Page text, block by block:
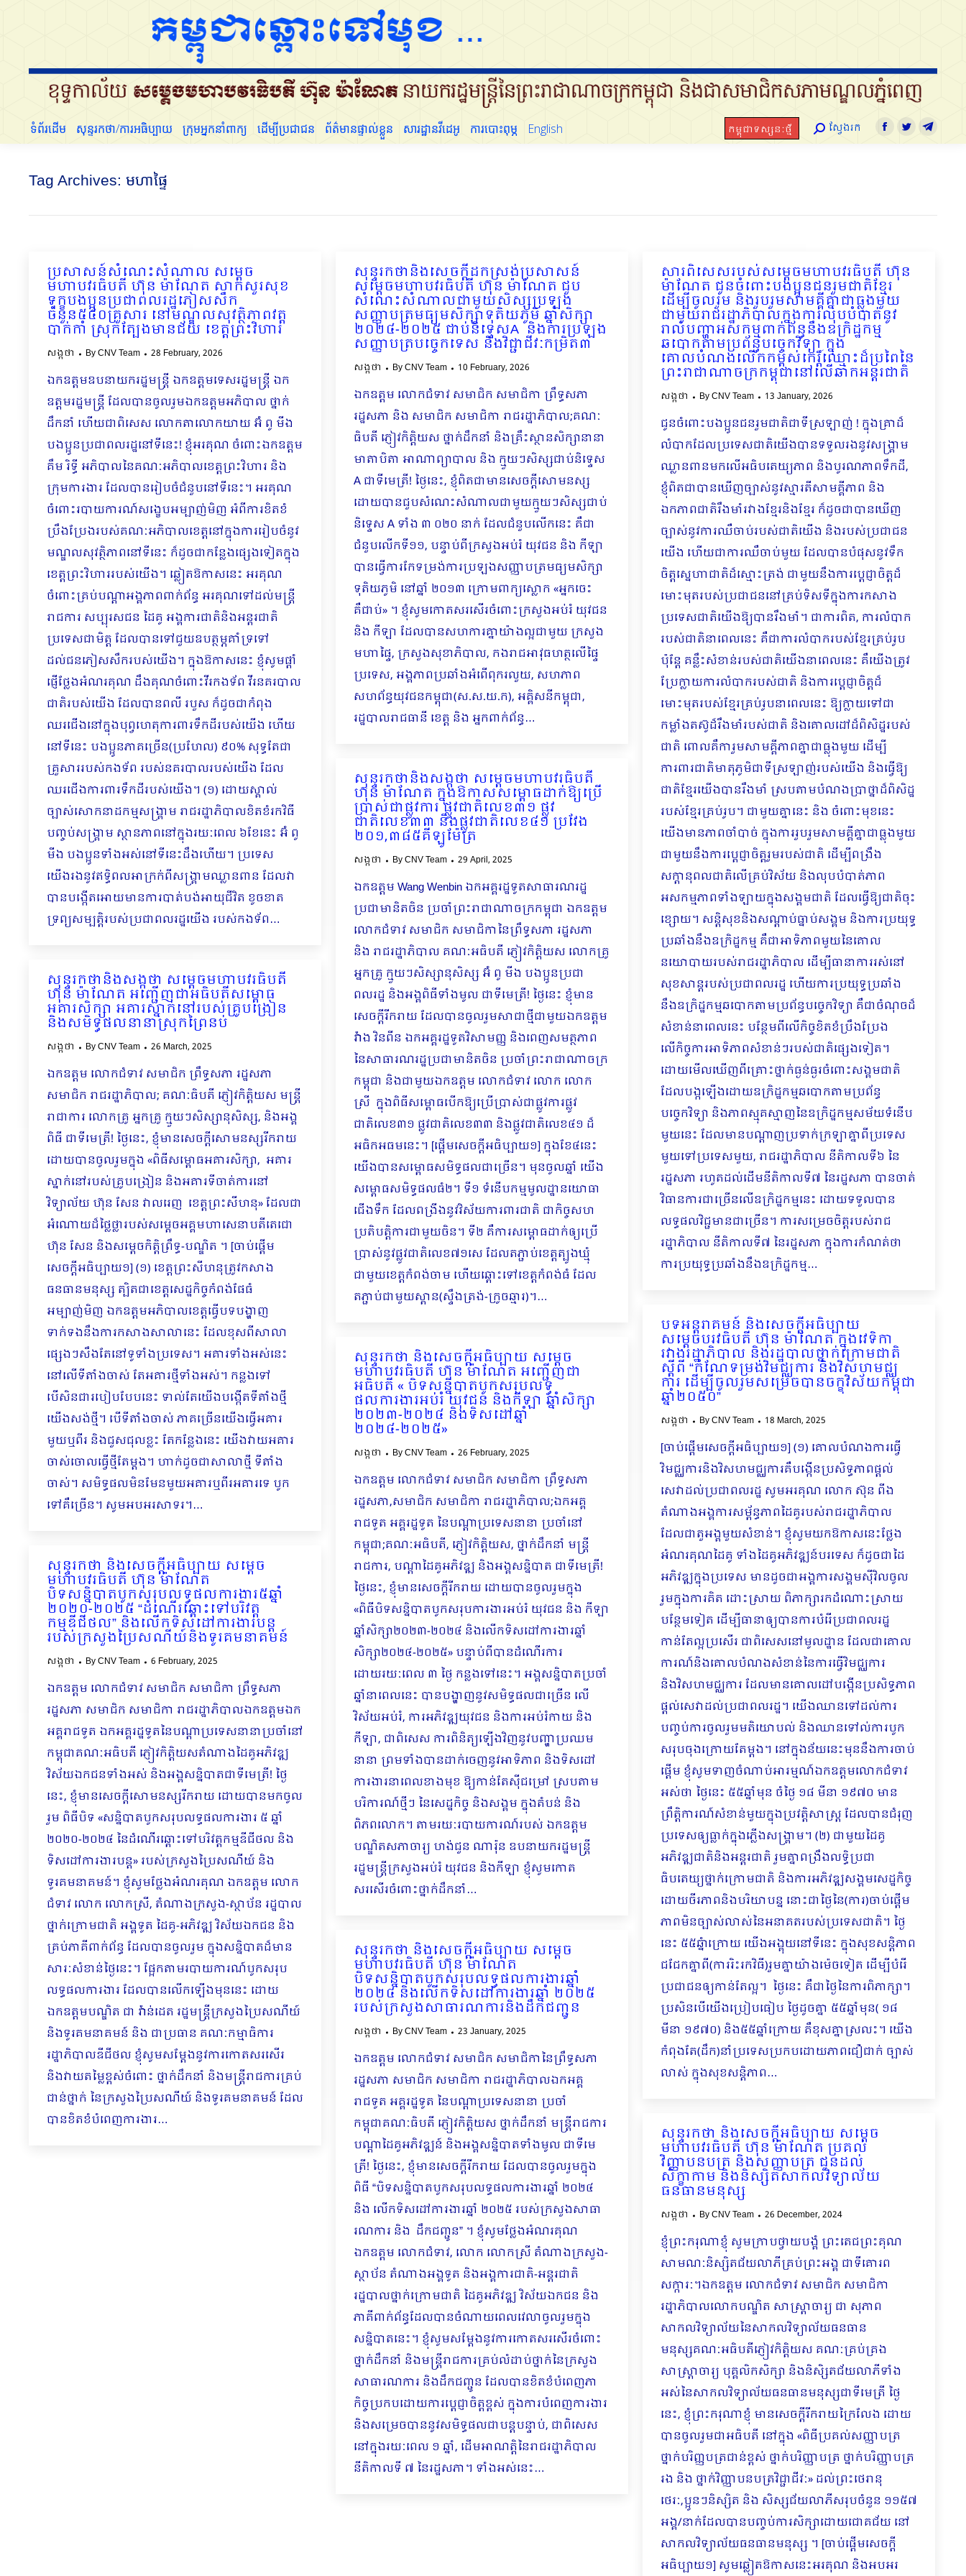
ទំព័រដើម សុន្ទរកថា/ការអធិប្បាយ ក្រុមអ្នកនាំពាក្យ ដើម្បីប្រជាជន ព័ត៌មានផ្ទាល់ខ្លួន សារដ្ឋានវីដេអូ ការបោះពុម្ភ English កម្ពុជាទស្សនៈថ្មី Search:
ស្វែងរក Facebook
Twitter
Tag Archives: មហាផ្ទៃ
ប្រសាសន៍សំណេះសំណាល សម្តេច
មហាបវរធិបតី ហ៊ុន ម៉ាណែត សាកសួរសុខ
ទុក្ខបងប្អូនប្រជាពលរដ្ឋភៀសសឹក
ចំនួន៥៤០គ្រួសារ នៅមណ្ឌលសុវត្ថិភាពវត្ត
បាក់កាំ ស្រុកត្បែងមានជ័យ​ ខេត្តព្រះវិហារ
សង្កថា ByCNV Team 28 February, 2026
ឯកឧត្តមឧបនាយករដ្ឋមន្រ្តី ឯកឧត្តមទេសរដ្ឋមន្រ្តី ឯក
ឧត្តមរដ្ឋមន្រ្តី ដែលបានចូលរួមឯកឧត្តមអភិបាល ថ្នាក់
ដឹកនាំ ហើយជាពិសេស លោកតាលោកយាយ អ៊ំ ពូ មីង
បងប្អូនប្រជាពលរដ្ឋនៅទីនេះ! ខ្ញុំអរគុណ ចំពោះឯកឧត្តម
គឹម រិទ្ធី អភិបាលនៃគណៈអភិបាលខេត្តព្រះវិហារ និង
ក្រុមការងារ ដែលបានរៀបចំជំនួបនៅទីនេះ។ អរគុណ
ចំពោះរបាយការណ៍សង្ខេបអម្បាញ់មិញ អំពីការខិតខំ
ប្រឹងប្រែងរបស់គណៈអភិបាលខេត្តនៅក្នុងការរៀបចំនូវ
មណ្ឌលសុវត្ថិភាពនៅទីនេះ ក៏ដូចជាកន្លែងផ្សេងទៀតក្នុង
ខេត្តព្រះវិហាររបស់យើង។ ឆ្លៀតឱកាសនេះ អរគុណ
ចំពោះគ្រប់បណ្ដាអង្គភាពពាក់ព័ន្ធ អរគុណទៅដល់មន្រ្តី
រាជការ សប្បុរសជន ដៃគូ អង្គការជាតិនិងអន្តរជាតិ
ប្រទេសជាមិត្ត ដែលបានទៅជួយឧបត្ថម្ភគាំទ្រទៅ
ដល់ជនភៀសសឹករបស់យើង។ ក្នុងឱកាសនេះ ខ្ញុំសូមផ្ដាំ
ផ្ញើថ្លែងអំណរគុណ ដឹងគុណចំពោះវីរកងទ័ព វីរនគរបាល
ជាតិរបស់យើង ដែលបានពលី របួស ក៏ដូចជាកំពុង
ឈរជើងនៅក្នុងបុព្វហេតុការពារទឹកដីរបស់យើង ហើយ
នៅទីនេះ បងប្អូនភាគច្រើន(ប្រហែល) ៩០% សុទ្ធតែ​ជា
គ្រួសាររបស់កងទ័ព របស់នគរបាលរបស់យើង ដែល
ឈរជើងការពារទឹកដីរបស់យើង។ (១) ដោយស្គាល់
ច្បាស់សោកនាដកម្មសង្រ្គាម រាជរដ្ឋាភិបាលខិតខំរកវិធី
បញ្ចប់សង្រ្គាម ស្ថានភាពនៅក្នុងរយៈពេល ៦ខែនេះ អ៊ំ ពូ
មីង បងប្អូនទាំងអស់នៅទីនេះដឹងហើយ។ ប្រទេស
យើងរងនូវឥទ្ធិពលអាក្រក់ពីសង្រ្គាមឈ្លានពាន ដែលវា
បានបង្កើតអោយមានការបាត់បង់អាយុជីវិត ខូចខាត
ទ្រព្យសម្បត្តិរបស់ប្រ​ជាពលរដ្ឋយើង របស់កងទ័ព…
សុន្ទរកថានិងសេចក្ដីដកស្រង់ប្រសាសន៍
សម្ដេចមហាបវរធិបតី ហ៊ុន ម៉ាណែត ជួប
សំណេះសំណាលជាមួយសិស្សប្រឡង
សញ្ញាបត្រមធ្យមសិក្សាទុតិយភូមិ ឆ្នាំសិក្សា
២០២៤-២០២៥ ជាប់និទ្ទេសA និងការប្រឡង
សញ្ញាបត្របច្ចេកទេស និងវិជ្ជាជីវៈកម្រិត៣
សង្កថា ByCNV Team 10 February, 2026
ឯកឧត្តម លោកជំទាវ សមាជិក សមាជិកា ព្រឹទ្ធសភា
រដ្ឋសភា និង សមាជិក សមាជិកា រាជរដ្ឋាភិបាល;គណៈ
ធិបតី ភ្ញៀវកិត្តិយស ថ្នាក់ដឹកនាំ និងគ្រឹះស្ថានសិក្សានានា
មាតាបិតា អាណាព្យាបាល និង ក្មួយៗសិស្សជាប់និទ្ទេស
A ជាទីមេត្រី! ថ្ងៃនេះ, ខ្ញុំពិតជាមានសេចក្ដីសោមនស្ស
ដោយបានជួបសំណេះសំណាលជាមួយក្មួយៗសិស្សជាប់
និទ្ទេស A ទាំង ៣ ០២០ នាក់ ដែលជំនួបលើកនេះ គឺជា
ជំនួបលើកទី១១, បន្ទាប់ពីក្រសួងអប់រំ យុវជន និង កីឡា
បានធ្វើការកែទម្រង់ការប្រឡងសញ្ញាបត្រមធ្យមសិក្សា
ទុតិយភូមិ នៅឆ្នាំ ២០១៣ ក្រោមពាក្យស្លោក «អ្នកចេះ
គឺជាប់» ។ ខ្ញុំសូមកោតសរសើរចំពោះក្រសួងអប់រំ យុវជន
និង កីឡា ដែលបានសហការគ្នាយ៉ាងល្អជាមួយ ក្រសួង
មហាផ្ទៃ, ក្រសួងសុខាភិបាល, កងរាជអាវុធហត្ថលើផ្ទៃ
ប្រទេស, អង្គភាពប្រឆាំងអំពើពុករលួយ, សហភាព
សហព័ន្ធយុវជនកម្ពុជា(ស.ស.យ.ក), អគ្គិសនីកម្ពុជា,
រដ្ឋបាលរាជធានី ខេត្ត និង អ្នកពាក់ព័ន្ធ…
សារពិសេសរបស់សម្តេចមហាបវរធិបតី ហ៊ុន
ម៉ាណែត ជូនចំពោះបងប្អូនជនរួមជាតិខ្មែរ
ដើម្បីចូលរួម និងរួបរួមសាមគ្គីគ្នាជាធ្លុងមួយ
ជាមួយរាជរដ្ឋាភិបាលក្នុងការលុបបំបាត់នូវ
រាល់បញ្ហាអសកម្មពាក់ព័ន្ធនឹងឧក្រិដ្ឋកម្ម
ឆបោកតាមប្រព័ន្ធបច្ចេកវិទ្យា ក្នុង
គោលបំណងលើកកម្ពស់កេរ្តិ៍ឈ្មោះដ៏ប្រពៃនៃ
ព្រះរាជាណាចក្រកម្ពុជានៅលើឆាកអន្តរជាតិ
សង្កថា ByCNV Team 13 January, 2026
ជូនចំពោះបងប្អូនជនរួមជាតិជាទីស្រឡាញ់ ! ក្នុងគ្រាដ៏
លំបាកដែលប្រទេសជាតិយើងបានទទួលរងនូវសង្រ្គាម
ឈ្លានពានមកលើអធិបតេយ្យភាព និងបូរណភាពទឹកដី,
ខ្ញុំពិតជាបានឃើញច្បាស់នូវស្មារតីសាមគ្គីភាព និង
ឯកភាពជាតិរឹងមាំរវាងខ្មែរនិងខ្មែរ ក៏ដូចជាបានឃើញ
ច្បាស់នូវការឈឺចាប់របស់ជាតិយើង និងរបស់ប្រជាជន
យើង ហើយជាការឈឺចាប់មួយ ដែលបានបំផុសនូវទឹក
ចិត្តស្នេហាជាតិដ៏ស្មោះត្រង់ ជាមួយនឹងការប្តេជ្ញាចិត្តដ៏
មោះមុតរបស់ប្រជាជននៅគ្រប់ទិសទីក្នុងការកសាង
ប្រទេសជាតិយើងឱ្យបានរឹងមាំ។ ជាការពិត, ការលំបាក
របស់ជាតិនាពេលនេះ គឺជាការលំបាករបស់ខ្មែរគ្រប់រូប
ប៉ុន្តែ គន្លឹះសំខាន់របស់ជាតិយើងនាពេលនេះ គឺយើងត្រូវ
ប្រែក្លាយការលំបាករបស់ជាតិ និងការប្តេជ្ញាចិត្តដ៏
មោះមុតរបស់ខ្មែរគ្រប់រូបនាពេលនេះ ឱ្យក្លាយទៅជា
កម្លាំងតស៊ូដ៏រឹងមាំរបស់ជាតិ និងគោលដៅដ៏ពិសិដ្ឋរបស់
ជាតិ ពោលគឺការួមសាមគ្គីភាពគ្នាជាធ្លុងមួយ ដើម្បី
ការពារជាតិមាតុភូមិជាទីស្រឡាញ់របស់យើង និងធ្វើឱ្យ
ជាតិខ្មែរយើងបានរឹងមាំ ស្របតាមបំណងប្រាថ្នាដ៏ពិសិដ្ឋ
របស់ខ្មែរគ្រប់រូប។ ជាមួយគ្នានេះ និង ចំពោះមុខនេះ
យើងមានភាពចាំបាច់ ក្នុងការរួបរួមសាមគ្គីគ្នាជាធ្លុងមួយ
ជាមួយនឹងការប្តេជ្ញាចិត្តរួមរបស់ជាតិ ដើម្បីពង្រឹង
សក្តានុពលជាតិលើគ្រប់វិស័យ និងលុបបំបាត់ភាព
អសកម្មភាពទាំងឡាយក្នុងសង្គមជាតិ ដែលធ្វើឱ្យជាតិចុះ
ខ្សោយ។ សន្តិសុខនិងសណ្ដាប់ធ្នាប់សង្គម និងការប្រយុទ្ធ
ប្រឆាំងនឹងឧក្រិដ្ឋកម្ម គឺជាអាទិភាពមួយនៃគោល
នយោបាយរបស់រាជរដ្ឋាភិបាល ដើម្បីធានាការរស់នៅ
សុខសាន្តរបស់ប្រជាពលរដ្ឋ ហើយការប្រយុទ្ធប្រឆាំង
នឹងឧក្រិដ្ឋកម្មឆបោកតាមប្រព័ន្ធបច្ចេកវិទ្យា គឺជាចំណុចដ៏
សំខាន់នាពេលនេះ បន្ថែមពីលើកិច្ចខិតខំប្រឹងប្រែង
លើកិច្ចការអាទិភាពសំខាន់ៗរបស់ជាតិផ្សេងទៀត។
ដោយមើលឃើញពីគ្រោះថ្នាក់ធ្ងន់ធ្ងរចំពោះសង្គមជាតិ
ដែលបង្កឡើងដោយឧក្រិដ្ឋកម្មឆបោកតាមប្រព័ន្ធ
បច្ចេកវិទ្យា និងភាពស្មុគស្មាញនៃឧក្រិដ្ឋកម្មសម័យទំនើប
មួយនេះ ដែលមានបណ្តាញប្រទាក់ក្រឡាគ្នាពីប្រទេស
មួយទៅប្រទេសមួយ, រាជរដ្ឋាភិបាល នីតិកាលទី៦ នៃ
រដ្ឋសភា រហូតដល់ដើមនីតិកាលទី៧ នៃរដ្ឋសភា បានចាត់
វិធានការជាច្រើនលើឧក្រិដ្ឋកម្មនេះ ដោយទទួលបាន
លទ្ធផលវិជ្ជមានជាច្រើន។ ការសម្រេចចិត្តរបស់រាជ
រដ្ឋាភិបាល នីតិកាលទី៧ នៃរដ្ឋសភា ក្នុងការកំណត់ថា
ការប្រយុទ្ធប្រឆាំងនឹងឧក្រិដ្ឋកម្ម…
សុន្ទរកថានិងសង្កថា សម្តេចមហាបវរធិបតី
ហ៊ុន ម៉ាណែត ក្នុងឱកាសសម្ពោធដាក់ឱ្យប្រើ
ប្រាស់ជាផ្លូវការ ផ្លូវជាតិលេខ៣១ ផ្លូវ
ជាតិលេខ៣៣ និងផ្លូវជាតិលេខ៤១ ប្រវែង
២០១,៣៨៥គីឡូម៉ែត្រ
សង្កថា ByCNV Team 29 April, 2025
ឯកឧត្តម Wang Wenbin ឯកអគ្គរដ្ឋទូតសាធារណរដ្ឋ
ប្រជាមានិតចិន ប្រចាំព្រះរាជាណាចក្រកម្ពុជា ឯកឧត្តម
លោកជំទាវ សមាជិក សមាជិកានៃព្រឹទ្ធសភា រដ្ឋសភា
និង រាជរដ្ឋាភិបាល គណៈអធិបតី ភ្ញៀវកិត្តិយស លោកគ្រូ
អ្នកគ្រូ ក្មួយៗសិស្សានុសិស្ស អ៊ំ ពូ មីង បងប្អូនប្រជា
ពលរដ្ឋ និងអង្គពិធីទាំងមូល ជាទីមេត្រី! ថ្ងៃនេះ ខ្ញុំមាន
សេចក្ដីរីករាយ ដែលបានចូលរួមសាជាថ្មីជាមួយឯកឧត្តម
វ៉ាង វិនពីន ឯកអគ្គរដ្ឋទូតវិសាមញ្ញ និងពេញសមត្ថភាព
នៃសាធារណរដ្ឋប្រជាមានិតចិន ប្រចាំព្រះរាជាណាចក្រ
កម្ពុជា និងជាមួយឯកឧត្តម លោកជំទាវ លោក លោក
ស្រី ក្នុងពិធីសម្ពោធបើកឱ្យប្រើប្រាស់ជាផ្លូវការផ្លូវ
ជាតិលេខ៣១ ផ្លូវជាតិលេខ៣៣ និងផ្លូវជាតិលេខ៤១ ដ៏
អធិកអធមនេះ។ [ផ្ដើមសេចក្ដីអធិប្បាយ១] ក្នុងខែ៤នេះ
យើងបានសម្ពោធសមិទ្ធផលជាច្រើន។ មុនចូលឆ្នាំ យើង
សម្ពោធសមិទ្ធផលធំ២។ ទី១ ទំនើបកម្មមូលដ្ឋានយោធា
ជើងទឹក ដែលពង្រីងនូវវិស័យការពារជាតិ ជាកិច្ចសហ
ប្រតិបត្តិការជាមួយចិន។ ទី២ គឺការសម្ពោធដាក់ឲ្យប្រើ
ប្រាស់នូវផ្លូវជាតិលេខ៧១សេ ដែលតភ្ជាប់ខេត្តត្បូងឃ្មុំ
ជាមួយខេត្តកំពង់ចាម ហើយឆ្ពោះទៅខេត្តកំពង់ធំ ដែល
តភ្ជាប់ជាមួយស្ពាន(ស្ទឹងត្រង់-ក្រូចឆ្មារ)។…
សុន្ទរកថានិងសង្កថា សម្ដេចមហាបវរធិបតី
ហ៊ុន ម៉ាណែត អញ្ជើញជាអធិបតីសម្ពោធ
អគារសិក្សា អគារស្នាក់នៅរបស់គ្រូបង្រៀន
និងសមិទ្ធផលនានាស្រុកព្រៃនប់
សង្កថា ByCNV Team 26 March, 2025
ឯកឧត្តម លោកជំទាវ សមាជិក ព្រឹទ្ធសភា រដ្ឋសភា
សមាជិក រាជរដ្ឋាភិបាល​; គណៈធិបតី ភ្ញៀវកិត្តិយស មន្ត្រី
រាជាការ លោកគ្រូ អ្នកគ្រូ ក្មួយៗសិស្សានុសិស្ស, និងអង្គ
ពិធី ជាទីមេត្រី! ថ្ងៃនេះ, ខ្ញុំមានសេចក្តីសោមនស្សរីករាយ
ដោយបានចូលរួមក្នុង «ពិធីសម្ពោធអគារសិក្សា, អគារ
ស្នាក់នៅរបស់គ្រូបង្រៀន និងអគារទីចាត់ការនៅ
វិទ្យាល័យ ហ៊ុន សែន វាលរេញ ខេត្តព្រះសីហនុ» ដែលជា
អំណោយដ៏ថ្លៃថ្លារបស់សម្តេចអគ្គមហាសេនាបតីតេជោ
ហ៊ុន សែន និងសម្តេចកិត្តិព្រឹទ្ធ-បណ្ឌិត ។ [ចាប់ផ្ដើម
សេចក្ដីអធិប្បា​យ១] (១) ខេត្តព្រះសីហនុត្រូវកសាង
ធនធានមនុស្ស ត្បិតជាខេត្តសេដ្ឋកិច្ចកំពង់ផែធំ
អម្បាញ់មិញ ឯកឧត្តមអភិបាលខេត្តធ្វើបទបង្ហាញ
ទាក់ទងនឹងការកសាង​សាលានេះ ដែលខុសពីសាលា
ផ្សេងៗសឹងតែនៅទូទាំងប្រទេស។ អគារទាំងអស់នេះ
នៅលើទីតាំងចាស់ តែអគារថ្មីទាំងអស់។ កន្លងទៅ
បើសិនជារបៀបបែបនេះ ទាល់តែយើងបង្កើតទីតាំងថ្មី
យើងសង់ថ្មី។ បើទីតាំងចាស់ ភាគច្រើនយើងធ្វើអគារ
មួយឬពីរ និងជួសជុលខ្លះ តែកន្លែងនេះ យើងវាយអគារ
ចាស់ចោលធ្វើថ្មីតែម្ដង។ ហាក់ដូចជាសាលាថ្មី​ ទីតាំង
ចាស់។ សមិទ្ធផលមិនមែនមួយអគារឬពីរអគារទេ បូក
ទៅគឺច្រើន​។ សូមអបអរសាទរ។…
បទអន្ដរាគមន៍ និងសេចក្ដីអធិប្បាយ
សម្ដេចបរវធិបតី ហ៊ុន ម៉ាណែត ក្នុងវេទិកា
រវាងរដ្ឋាភិបាល និងរដ្ឋបាលថ្នាក់ក្រោមជាតិ
ស្ដីពី “កំណែទម្រង់វិមជ្ឈការ និងវិសហមជ្ឈ
ការ ដើម្បីចូលរួមសម្រេចបានចក្ខុវិស័យកម្ពុជា
ឆ្នាំ២០៥០”
សង្កថា ByCNV Team 18 March, 2025
[ចាប់ផ្ដើមសេចក្ដីអធិប្បាយ១] (១) គោលបំណងការធ្វើ
វិមជ្ឈការនិងវិសហមជ្ឈការគឺបង្កើនប្រសិទ្ធភាពផ្ដល់
សេវាដល់ប្រជាពលរដ្ឋ សូមអរគុណ លោក ស៊ុន ពីង
តំណាងអង្គការសម្ព័ន្ធភាពដៃគូរបស់រាជរដ្ឋាភិបាល
ដែលជាតួអង្គមួយសំខាន់។ ខ្ញុំសូមយកឱកាសនេះថ្លែង
អំណរគុណដៃគូ ទាំងដៃគូអភិវឌ្ឍន៍បរទេស ក៏ដូចជាដៃ
អភិវឌ្ឍក្នុងប្រទេស មានដូចជាអង្គការសង្គមស៊ីវិលចូល
រួមក្នុងការគិត ដោះស្រាយ ពិភាក្សារកដំណោះស្រាយ
បន្ថែមទៀត ដើម្បីធានាឲ្យបានការបំរើប្រជាពលរដ្ឋ
កាន់តែល្អប្រសើរ ជាពិសេសនៅមូលដ្ឋាន ដែលជាគោល
ការណ៍និងគោលបំណងសំខាន់នៃការធ្វើវិមជ្ឈការ
និងវិសហមជ្ឈការ ដែលមានគោលដៅបង្កើនប្រសិទ្ធភាព
ផ្ដល់សេវាដល់ប្រជាពលរដ្ឋ។ យើងឈានទៅដល់ការ
បញ្ចប់ការចូលរួមមតិយោបល់ និងឈានទៅល់ការបូក
សរុបចុងក្រោយតែម្ដង។ នៅក្នុងន័យនេះមុននឹងការចាប់
ផ្ដើម ខ្ញុំសូមទាញចំណាប់អារម្មណ៍ឯកឧត្តមលោកជំទាវ
អស់ថា ថ្ងៃនេះ ៥៥ឆ្នាំមុន ចំថ្ងៃ ១៨ មីនា ១៩៧០ មាន
ព្រឹត្ដិការណ៍សំខាន់មួយក្នុងប្រវត្ដិសាស្ដ្រ ដែលបានជំរុញ
ប្រទេសឲ្យធ្លាក់ក្នុងភ្លើងសង្គ្រាម។ (២) ជាមួយដៃគូ
អភិវឌ្ឍជាតិនិងអន្ដរជាតិ រួមគ្នាពង្រឹងលទ្ធិប្រជា
ធិបតេយ្យថ្នាក់ក្រោមជាតិ និងការអភិវឌ្ឍសង្គមសេដ្ឋកិច្ច
ដោយចីរភាពនិងបរិយាបន្ន នោះជាថ្ងៃនៃ(ការ)ចាប់ផ្ដើម
ភាពមិនច្បាស់លាស់នៃអនាគតរបស់ប្រទេសជាតិ។ ថ្ងៃ
នេះ ៥៥ឆ្នំាក្រោយ យើងអង្គុយនៅទីនេះ ក្នុងសុខសន្ដិភាព
ជជែកគ្នាពី(ការរិះរកវិធី)រួមគ្នាយ៉ាងម៉េចទៀត ដើម្បីបំរើ
ប្រជាជនឲ្យកាន់តែល្អ។ ថ្ងៃនេះ គឺជាថ្ងៃនៃការពិភាក្សា។
ប្រសិនបើយើងប្រៀបធៀប ថ្ងៃដូចគ្នា ៥៥ឆ្នាំមុន( ១៨
មីនា ១៩៧០) និង៥៥ឆ្នាំក្រោយ គឺខុសគ្នាស្រលះ។ យើង
កំពុងតែ(ដឹក)នាំប្រទេសប្រកបដោយភាពជឿជាក់ ច្បាស់
លាស់ ក្នុងសុខសន្ដិភាព…
សុន្ទរកថា និងសេចក្តីអធិប្បាយ សម្តេច
មហាបវរធិបតី ហ៊ុន ម៉ាណែត អញ្ជើញជា
អធិបតី « បិទសន្និបាតបូកសរុបលទ្ធ
ផលការងារអប់រំ យុវជន និងកីឡា ឆ្នាំសិក្សា
២០២៣-២០២៤ និងទិសដៅឆ្នាំ
២០២៤-២០២៥»
សង្កថា ByCNV Team 26 February, 2025
ឯកឧត្តម លោកជំទាវ សមាជិក សមាជិកា ព្រឹទ្ធសភា
រដ្ឋសភា,សមាជិក សមាជិកា រាជរដ្ឋាភិបាល;ឯកអគ្គ
រាជទូត អគ្គរដ្ឋទូត នៃបណ្តាប្រទេសនានា ប្រចាំនៅ
កម្ពុជា;គណៈអធិបតី, ភ្ញៀវកិត្តិយស, ថ្នាក់ដឹកនាំ មន្រ្តី
រាជការ, បណ្តាដៃគូអភិវឌ្ឍ និងអង្គសន្និបាត ជាទីមេត្រី!
ថ្ងៃនេះ, ខ្ញុំមានសេចក្តីរីករាយ ដោយបានចូលរួមក្នុង
«ពិធីបិទសន្និបាតបូកសរុបការងារអប់រំ យុវជន និង កីឡា
ឆ្នាំសិក្សា២០២៣-២០២៤ និងលើកទិសដៅការងារឆ្នាំ
សិក្សា២០២៤-២០២៥» បន្ទាប់ពីបានដំណើរការ
ដោយរយៈពេល ៣ ថ្ងៃ កន្លងទៅនេះ។ អង្គសន្និបាតប្រចាំ
ឆ្នាំនាពេលនេះ បានបង្ហាញនូវសមិទ្ធផលជាច្រើន លើ
វិស័យអប់រំ, ការអភិវឌ្ឍយុវជន និងការអប់រំកាយ និង
កីឡា, ជាពិសេស ការពិនិត្យឡើងវិញនូវបញ្ហាប្រឈម
នានា ព្រមទាំងបានដាក់ចេញនូវអាទិភាព និងទិសដៅ
ការងារនាពេលខាងមុខ ឱ្យកាន់តែស៊ីជម្រៅ ស្របតាម
បរិការណ៍ថ្មីៗ នៃសេដ្ឋកិច្ច និងសង្គម ក្នុងតំបន់ និង
ពិភពលោក។ តាមរយៈរបាយការណ៍របស់ ឯកឧត្តម
បណ្ឌិតសភាចារ្យ ហង់ជួន ណារ៉ុន ឧបនាយករដ្ឋមន្រ្តី
រដ្ឋមន្រ្តីក្រសួងអប់រំ យុវជន និងកីឡា ខ្ញុំសូមកោត
សរសើរចំពោះថ្នាក់ដឹកនាំ…
សុន្ទរកថា និងសេចក្ដីអធិប្បាយ សម្ដេច
មហាបវរធិបតី ហ៊ុន ម៉ាណែត
បិទសន្និបាតបូកសរុបលទ្ធផលការងារ៥ឆ្នាំ
២០២០-២០២៥ “ដំណើរឆ្ពោះទៅបរិវត្ត
កម្មឌីជីថល” និងលើកទិសដៅការងារបន្ត
របស់ក្រសួងប្រៃសណីយ៍និងទូរគមនាគមន៍
សង្កថា ByCNV Team 6 February, 2025
ឯកឧត្តម លោកជំទាវ សមាជិក សមាជិកា ព្រឹទ្ធសភា
រដ្ឋសភា សមាជិក សមាជិកា រាជរដ្ឋាភិបាល​​ឯកឧត្តមឯក
អគ្គរាជទូត ឯកអគ្គរដ្ឋទូតនៃបណ្ដាប្រទេសនានាប្រចាំនៅ
កម្ពុជាគណៈអធិបតី ភ្ញៀវកិត្តិយសតំណាងដៃគូអភិវឌ្ឍ
វិស័យឯកជនទាំងអស់ និងអង្គសន្និបាតជាទីមេត្រី! ថ្ងៃ
នេះ, ខ្ញុំមានសេចក្ដីសោមនស្សរីករាយ ដោយបានមកចូល
រួម ពិធីបិទ «សន្និបាតបូកសរុបលទ្ធផលការងារ ៥ ឆ្នាំ
២០២០-២០២៤ នៃដំណើរឆ្ពោះទៅបរិវត្តកម្មឌីជីថល និង
ទិសដៅការងារបន្ត» របស់ក្រសួងប្រៃសណីយ៍ និង
ទូរគមនាគមន៍។ ខ្ញុំសូមថ្លែងអំណរគុណ ឯកឧត្តម លោក
ជំទាវ លោក លោកស្រី, តំណាងក្រសួង-ស្ថាប័ន រដ្ឋបាល
ថ្នាក់ក្រោមជាតិ អង្គទូត ដៃគូ-អភិវឌ្ឍ វិស័យឯកជន និង
គ្រប់ភាគីពាក់ព័ន្ធ ដែលបានចូលរួម ក្នុងសន្និបាតដ៏មាន
សារៈសំខាន់ថ្ងៃនេះ។ ផ្អែកតាមរបាយការណ៍បូកសរុប
លទ្ធផលការងារ ដែលបានលើកឡើងមុននេះ ដោយ
ឯកឧត្តមបណ្ឌិត ជា វ៉ាន់ដេត រដ្ឋមន្រ្តីក្រសួងប្រៃសណីយ៍
និងទូរគមនាគមន៍ និង ជាប្រធាន គណៈកម្មាធិការ
រដ្ឋាភិបាលឌីជីថល ខ្ញុំសូមសម្ដែងនូវការកោតសរសើរ
និងវាយតម្លៃខ្ពស់ចំពោះ ថ្នាក់ដឹកនាំ និងមន្ត្រីរាជការគ្រប់
ជាន់ថ្នាក់ នៃក្រសួងប្រៃសណីយ៍ និងទូរគមនាគមន៍ ដែល
បានខិតខំបំពេញការងារ…
សុន្ទរកថា និងសេចក្ដីអធិប្បាយ សម្ដេច
មហាបវរធិបតី ហ៊ុន ម៉ាណែត
បិទសន្និបាតបូកសរុបលទ្ធផលការងារឆ្នាំ
២០២៤ និងលើកទិសដៅការងារឆ្នាំ ២០២៥
របស់ក្រសួងសាធារណការនិងដឹកជញ្ជូន
សង្កថា ByCNV Team 23 January, 2025
ឯកឧត្តម លោកជំទាវ សមាជិក សមាជិកានៃព្រឹទ្ធសភា
រដ្ឋសភា សមាជិក សមាជិកា រាជរដ្ឋាភិបាលឯកអគ្គ
រាជទូត អគ្គរដ្ឋទូត នៃបណ្ដាប្រទេសនានា ប្រចាំ
កម្ពុជាគណៈធិបតី ភ្ញៀវកិត្តិយស ថ្នាក់ដឹកនាំ មន្រ្តីរាជការ
បណ្ដាដៃគូអភិវឌ្ឍន៍ និងអង្គសន្និបាតទាំងមូល ជាទីមេ
ត្រី! ថ្ងៃនេះ, ខ្ញុំមានសេចក្ដីរីករាយ ដែលបានចូលរួមក្នុង
ពិធី “បិទសន្និបាតបូកសរុបលទ្ធផលការងារឆ្នាំ ២០២៤
និង លើកទិសដៅការងារឆ្នាំ ២០២៥ របស់ក្រសួងសាធា
រណការ និង ដឹកជញ្ជូន” ។ ខ្ញុំសូមថ្លែងអំណរគុណ
ឯកឧត្ដម លោកជំទាវ, លោក លោកស្រី តំណាងក្រសួង-
ស្ថាប័ន តំណាងអង្គទូត និងអង្គការជាតិ-អន្តរជាតិ
រដ្ឋបាលថ្នាក់ក្រោមជាតិ ដៃគូអភិវឌ្ឍ វិស័យឯកជន និង
ភាគីពាក់ព័ន្ធដែលបានចំណាយពេលវេលាចូលរួមក្នុង
សន្និបាតនេះ។ ខ្ញុំសូមសម្ដែងនូវការកោតសរសើរចំពោះ
ថ្នាក់ដឹកនាំ និងមន្ត្រីរាជការគ្រប់លំដាប់ថ្នាក់នៃក្រសួង
សាធារណការ និងដឹកជញ្ជូន ដែលបានខិតខំបំពេញភា
កិច្ចប្រកបដោយការប្ដេជ្ញាចិត្តខ្ពស់ ក្នុងការបំពេញការងារ
និងសម្រេចបាននូវសមិទ្ធផលជាបន្តបន្ទាប់, ជាពិសេស
នៅក្នុងរយៈពេល ១ ឆ្នាំ, ដើមអាណត្តិនៃរាជរដ្ឋាភិបាល
នីតិកាលទី ៧ នៃរដ្ឋសភា។ ទាំងអស់នេះ…
សុន្ទរកថា និងសេចក្ដីអធិប្បាយ សម្ដេច
មហាបវរធិបតី ហ៊ុន ម៉ាណែត ប្រគល់
វិញ្ញាបនបត្រ និងសញ្ញាបត្រ ជូនដល់
សិក្ខាកាម និងនិស្សិតសាកលវិទ្យាល័យ
ធនធានមនុស្ស
សង្កថា ByCNV Team 26 December, 2024
ខ្ញុំព្រះករុណាខ្ញុំ សូមក្រាបថ្វាយបង្គំ ព្រះតេជព្រះគុណ
សាមណៈនិស្សិតជ័យលាភីគ្រប់ព្រះអង្គ ជាទីគោរព
សក្ការៈ។ឯកឧត្តម លោកជំទាវ សមាជិក សមាជិកា
រដ្ឋាភិបាលលោកបណ្ឌិត សាស្ត្រាចារ្យ ជា សុភាព
សាកលវិទ្យាល័យនៃសាកលវិទ្យាល័យធនធាន
មនុស្សគណៈអធិបតីភ្ញៀវកិត្តិយស គណៈគ្រប់គ្រង
សាស្ត្រាចារ្យ បុគ្គលិកសិក្សា និងនិសិ្សតជ័យលាភីទាំង
អស់នៃសាកលវិទ្យាល័យធនធានមនុស្សជាទីមេត្រី ថ្ងៃ
នេះ, ខ្ញុំព្រះករុណាខ្ញុំ មានសេចក្តីរីករាយក្រៃលែង ដោយ
បានចូលរួមជាអធិបតី នៅក្នុង «ពិធីប្រគល់សញ្ញាបត្រ
ថ្នាក់បរិញ្ញបត្រជាន់ខ្ពស់ ថ្នាក់បរិញ្ញាបត្រ ថ្នាក់បរិញ្ញាបត្រ
រង និង ថ្នាក់វិញ្ញា​បនបត្រ​វិជ្ជាជីវៈ» ដល់ព្រះថេរានុ
ថេរៈ,ប្អូនៗនិស្សិត និង សិស្សជ័យលាភីសរុបចំនួន ១១៥៧
អង្គ/នាក់​ដែល​​បាន​បញ្ចប់​ការសិក្សាដោយជោគជ័យ នៅ
សាកលវិទ្យាល័យធនធានមនុស្ស ។ [ចាប់ផ្តើមសេចក្តី
អធិប្បាយ១] សូមឆ្លៀតឱកាសនេះអរគុណ និងអបអរ
សុន្ទរកថា/ការអធិប្បាយ ក្រុមអ្នកនាំពាក្យ ដើម្បីប្រជាជន ព័ត៌មានផ្ទាល់ខ្លួន